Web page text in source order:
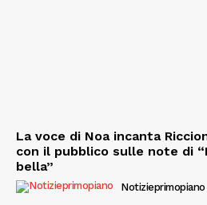
La voce di Noa incanta
con il pubblico sulle note di
bella”
Notizieprimopiano